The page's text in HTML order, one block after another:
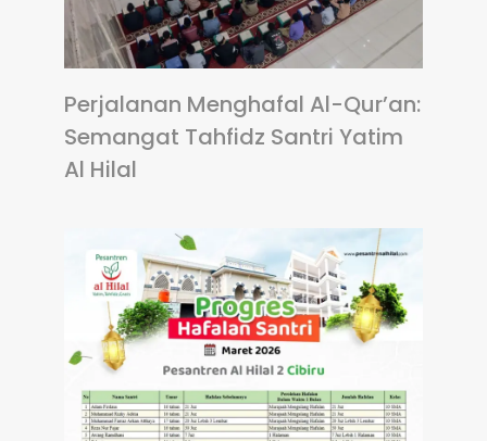
Perjalanan Menghafal Al-Qur’an:
Semangat Tahfidz Santri Yatim
Al Hilal